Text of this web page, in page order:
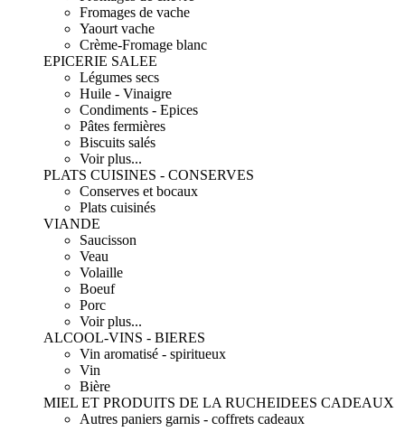
Fromages de vache
Yaourt vache
Crème-Fromage blanc
EPICERIE SALEE
Légumes secs
Huile - Vinaigre
Condiments - Epices
Pâtes fermières
Biscuits salés
Voir plus...
PLATS CUISINES - CONSERVES
Conserves et bocaux
Plats cuisinés
VIANDE
Saucisson
Veau
Volaille
Boeuf
Porc
Voir plus...
ALCOOL-VINS - BIERES
Vin aromatisé - spiritueux
Vin
Bière
MIEL ET PRODUITS DE LA RUCHEIDEES CADEAUX
Autres paniers garnis - coffrets cadeaux